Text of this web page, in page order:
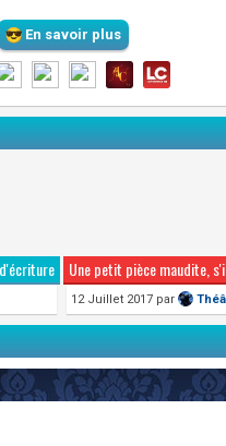
En savoir plus
Une petit pièce maudite, s'il
12 Juillet 2017 par